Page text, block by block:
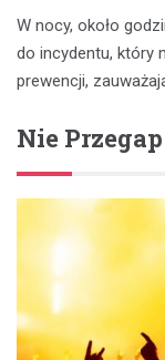
W nocy, około
do incydentu, który
prewencji,
Nie Przegap